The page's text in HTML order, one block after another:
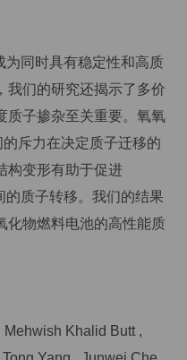
同时具有稳定性和高质
我们的研究还揭示了多价
质子掺杂至关重要。氧氧
斥力在决定质子迁移的
构变形有助于促进
质子转移。我们的结果
化物燃料电池的高性能质
Khalid Butt ,